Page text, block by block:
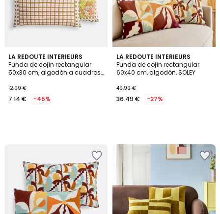
LA REDOUTE INTERIEURS
Funda de cojín rectangular
50x30 cm, algodón a cuadros,
12.99 €
7.14 € -45%
LA REDOUTE INTERIEURS
Funda de cojín rectangular
60x40 cm, algodón, SOLEY
49.99 €
36.49 € -27%